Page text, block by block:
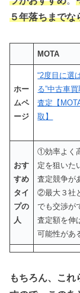
５年落ちまでな
MOTA
ホー
ムペ
ージ
“2度目に選
る”中古車
査定【
取】
おす
すめ
タイ
プの
人
①効率よく
定を狙いた
査定競争が
②最大３社
でも交渉が
査定額を伸
可能性があ
もちろん、これ